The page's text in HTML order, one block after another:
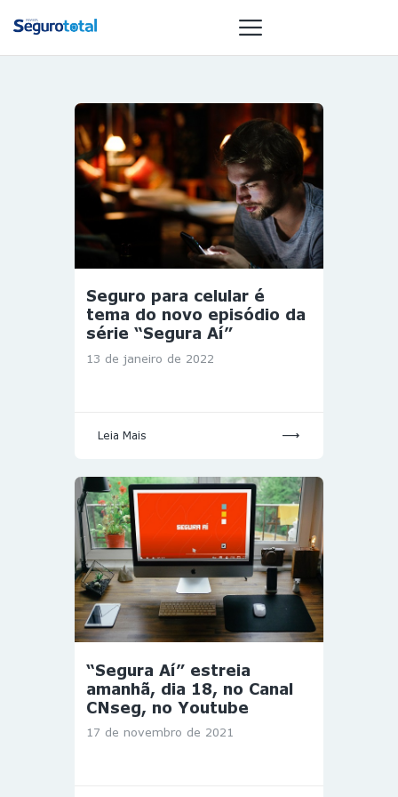
NOTÍCIAS
REVISTA
ESPECIAIS
GAIVOTA DE
OURO
ST SUMMIT
GESTORAS
HOMEST
HOME
Seguro para celular é
tema do novo episódio da
série “Segura Aí”
13 de janeiro de 2022
Leia Mais
“Segura Aí” estreia
amanhã, dia 18, no Canal
CNseg, no Youtube
17 de novembro de 2021